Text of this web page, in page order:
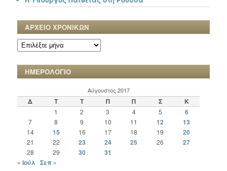
ΑΡΧΕΙΟ ΧΡΟΝΙΚΩΝ
ΑΡΧΕΙΟ
ΧΡΟΝΙΚΩΝ
ΗΜΕΡΟΛΟΓΙΟ
Αύγουστος 2017
Δ Τ Τ Π Π Σ Κ
1 2 3 4 5 6
7 8 9 10 11 12 13
14 15 16 17 18 19 20
21 22 23 24 25 26 27
28 29 30
31
« Ιούλ Σεπ »